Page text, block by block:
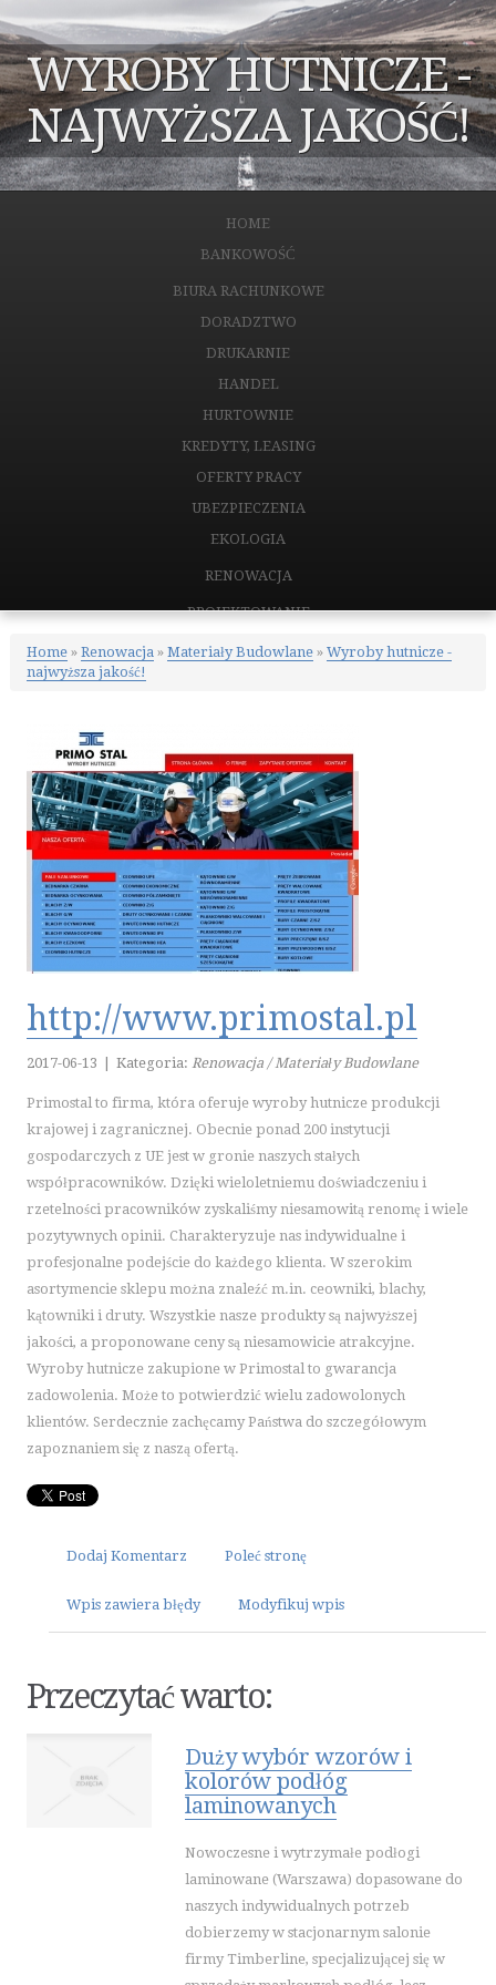
WYROBY HUTNICZE -
NAJWYŻSZA JAKOŚĆ!
HOME
BANKOWOŚĆ
BIURA RACHUNKOWE
DORADZTWO
DRUKARNIE
HANDEL
HURTOWNIE
KREDYTY, LEASING
OFERTY PRACY
UBEZPIECZENIA
EKOLOGIA
RENOWACJA
PROJEKTOWANIE
REMONTY, ELEKTRYK, HYDRAULIK
KLIMATYZACJA I WENTYLACJA
NIERUCHOMOŚCI, DZIAŁKI
DOMY, MIESZKANIA
CERTYFIKATY
PLACÓWKI EDUKACYJNE
KURSY JĘZYKOWE
KONFERENCJE, SALE SZKOLENIOWE
KURSY I SZKOLENIA
TŁUMACZENIA
E-SPRZEDAŻ
BIŻUTERIA
DLA DZIECI
MEBLE
WYPOSAŻENIE WNĘTRZ
WYPOSAŻENIE ŁAZIENKI
ODZIEŻ
SPORT
ELEKTRONIKA, RTV, AGD
ART. DLA ZWIERZĄT
OGRÓD, ROŚLINY
CHEMIA
ART. SPOŻYWCZE
MASZYNY
PRZEMYSŁ METALOWY
TRANSPORT
WYNAJEM
USŁUGI MOTORYZACYJNE
SALONY, KOMISY
PUBLIC RELATIONS
AGENCJE REKLAMOWE
MATERIAŁY REKLAMOWE
INNE AGENCJE
Home» Renowacja» Materiały Budowlane» Wyroby hutnicze -
najwyższa jakość!
http://www.primostal.pl
2017-06-13 Kategoria: Renowacja / Materiały Budowlane
Primostal to firma, która oferuje wyroby hutnicze produkcji
krajowej i zagranicznej. Obecnie ponad 200 instytucji
gospodarczych z UE jest w gronie naszych stałych
współpracowników. Dzięki wieloletniemu doświadczeniu i
rzetelności pracowników zyskaliśmy niesamowitą renomę i wiele
pozytywnych opinii. Charakteryzuje nas indywidualne i
profesjonalne podejście do każdego klienta. W szerokim
asortymencie sklepu można znaleźć m.in. ceowniki, blachy,
kątowniki i druty. Wszystkie nasze produkty są najwyższej
jakości, a proponowane ceny są niesamowicie atrakcyjne.
Wyroby hutnicze zakupione w Primostal to gwarancja
zadowolenia. Może to potwierdzić wielu zadowolonych
klientów. Serdecznie zachęcamy Państwa do szczegółowym
zapoznaniem się z naszą ofertą.
Dodaj Komentarz Poleć stronę
Wpis zawiera błędy Modyfikuj wpis
Przeczytać warto:
Duży wybór wzorów i
kolorów podłóg
laminowanych
Nowoczesne i wytrzymałe podłogi
laminowane (Warszawa) dopasowane do
naszych indywidualnych potrzeb
dobierzemy w stacjonarnym salonie
firmy Timberline, specjalizującej się w